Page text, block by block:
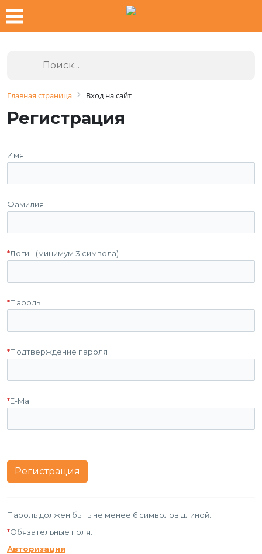
Главная страница Вход на сайт
Регистрация
Имя
Фамилия
*Логин (минимум 3 символа)
*Пароль
*Подтверждение пароля
*E-Mail
Пароль должен быть не менее 6 символов длиной.
*Обязательные поля.
Авторизация